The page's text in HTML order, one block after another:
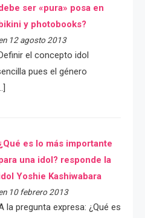
ser «pura» posa en
y photobooks?
12 agosto 2013
el concepto idol
pues el género
es lo más importante
una idol? responde la
Yoshie Kashiwabara
10 febrero 2013
la pregunta expresa: ¿Qué es